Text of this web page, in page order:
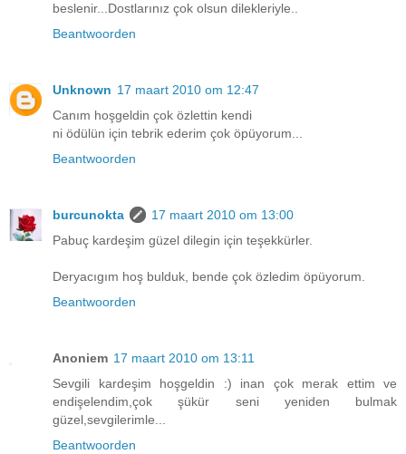
beslenir...Dostlarınız çok olsun dilekleriyle..
Beantwoorden
Unknown 17 maart 2010 om 12:47
Canım hoşgeldin çok özlettin kendi
ni ödülün için tebrik ederim çok öpüyorum...
Beantwoorden
burcunokta
17 maart 2010 om 13:00
Pabuç kardeşim güzel dilegin için teşekkürler.
Deryacıgım hoş bulduk, bende çok özledim öpüyorum.
Beantwoorden
Anoniem 17 maart 2010 om 13:11
Sevgili kardeşim hoşgeldin :) inan çok merak ettim ve
endişelendim,çok şükür seni yeniden bulmak
güzel,sevgilerimle...
Beantwoorden